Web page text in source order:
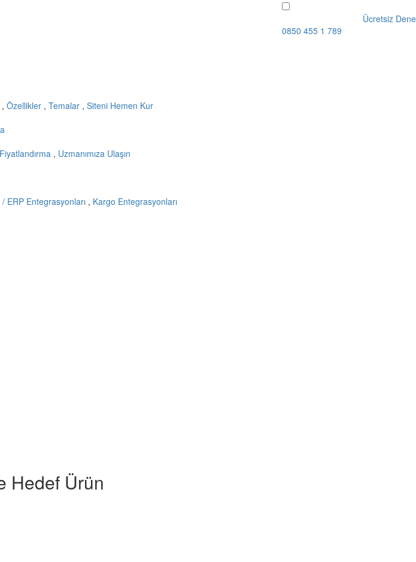
, Özellikler , Temalar , Siteni Hemen Kur
Fiyatlandırma , Uzmanımıza Ulaşın
ERP Entegrasyonları , Kargo Entegrasyonları
Ücretsiz Dene
0850 455 1 789
Hedef Ürün